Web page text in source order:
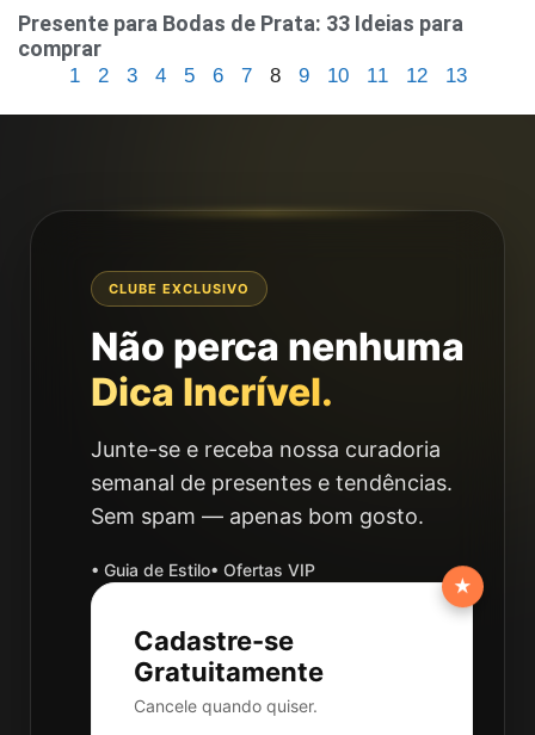
Presente para Bodas de Prata: 33 Ideias para
comprar
1 2 3 4 5 6 7 8 9 10 11 12 13
CLUBE EXCLUSIVO
Não perca nenhuma
Dica Incrível.
Junte-se e receba nossa curadoria
semanal de presentes e tendências.
Sem spam — apenas bom gosto.
• Guia de Estilo• Ofertas VIP
Cadastre-se
Gratuitamente
Cancele quando quiser.
★